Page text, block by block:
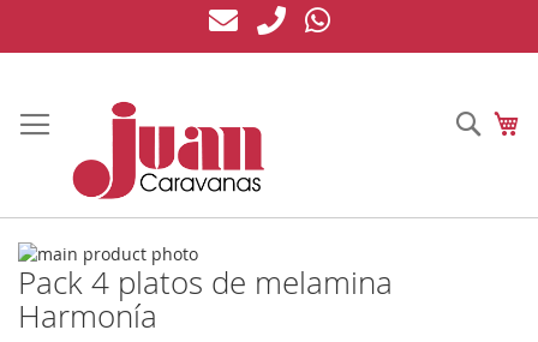
contenido
Pack 4 platos de melamina
Harmonía
Saltar
al
final
de
Saltar
al
comienzo